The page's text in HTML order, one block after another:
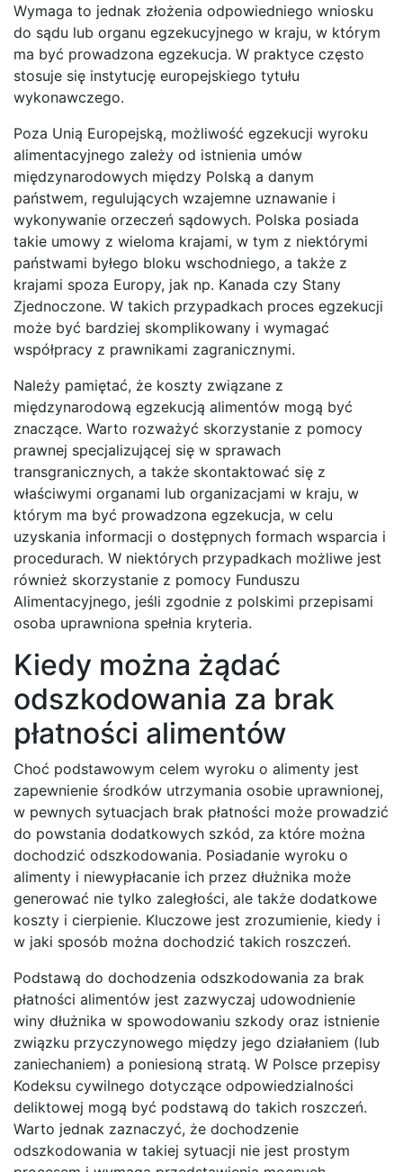
Wymaga to jednak złożenia odpowiedniego wniosku
do sądu lub organu egzekucyjnego w kraju, w którym
ma być prowadzona egzekucja. W praktyce często
stosuje się instytucję europejskiego tytułu
wykonawczego.
Poza Unią Europejską, możliwość egzekucji wyroku
alimentacyjnego zależy od istnienia umów
międzynarodowych między Polską a danym
państwem, regulujących wzajemne uznawanie i
wykonywanie orzeczeń sądowych. Polska posiada
takie umowy z wieloma krajami, w tym z niektórymi
państwami byłego bloku wschodniego, a także z
krajami spoza Europy, jak np. Kanada czy Stany
Zjednoczone. W takich przypadkach proces egzekucji
może być bardziej skomplikowany i wymagać
współpracy z prawnikami zagranicznymi.
Należy pamiętać, że koszty związane z
międzynarodową egzekucją alimentów mogą być
znaczące. Warto rozważyć skorzystanie z pomocy
prawnej specjalizującej się w sprawach
transgranicznych, a także skontaktować się z
właściwymi organami lub organizacjami w kraju, w
którym ma być prowadzona egzekucja, w celu
uzyskania informacji o dostępnych formach wsparcia i
procedurach. W niektórych przypadkach możliwe jest
również skorzystanie z pomocy Funduszu
Alimentacyjnego, jeśli zgodnie z polskimi przepisami
osoba uprawniona spełnia kryteria.
Kiedy można żądać
odszkodowania za brak
płatności alimentów
Choć podstawowym celem wyroku o alimenty jest
zapewnienie środków utrzymania osobie uprawnionej,
w pewnych sytuacjach brak płatności może prowadzić
do powstania dodatkowych szkód, za które można
dochodzić odszkodowania. Posiadanie wyroku o
alimenty i niewypłacanie ich przez dłużnika może
generować nie tylko zaległości, ale także dodatkowe
koszty i cierpienie. Kluczowe jest zrozumienie, kiedy i
w jaki sposób można dochodzić takich roszczeń.
Podstawą do dochodzenia odszkodowania za brak
płatności alimentów jest zazwyczaj udowodnienie
winy dłużnika w spowodowaniu szkody oraz istnienie
związku przyczynowego między jego działaniem (lub
zaniechaniem) a poniesioną stratą. W Polsce przepisy
Kodeksu cywilnego dotyczące odpowiedzialności
deliktowej mogą być podstawą do takich roszczeń.
Warto jednak zaznaczyć, że dochodzenie
odszkodowania w takiej sytuacji nie jest prostym